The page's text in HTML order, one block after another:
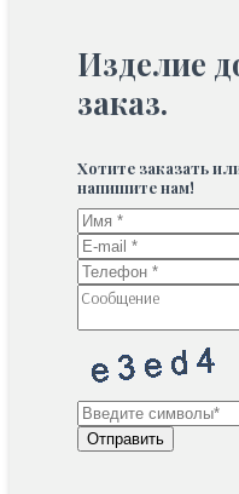
Изделие
заказ.
Хотите заказать
напишите нам!
Отправить